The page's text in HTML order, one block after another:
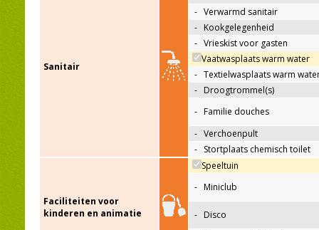
Sanitair
- Verwarmd sanitair
- Kookgelegenheid
- Vrieskist voor gasten
Vaatwasplaats warm water
- Textielwasplaats warm
- Droogtrommel(s)
- Familie douches
- Verchoenpult
- Stortplaats chemisch toilet
Faciliteiten voor
kinderen en animatie
Speeltuin
- Miniclub
- Disco